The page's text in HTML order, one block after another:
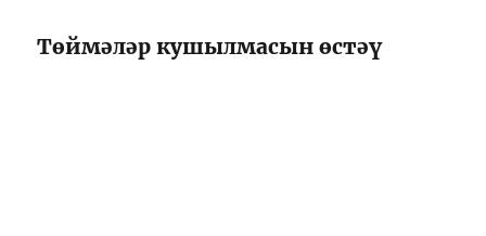
Төймәләр кушылмасын өстәү